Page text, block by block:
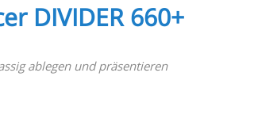
DIVIDER 660+
ablegen und präsentieren